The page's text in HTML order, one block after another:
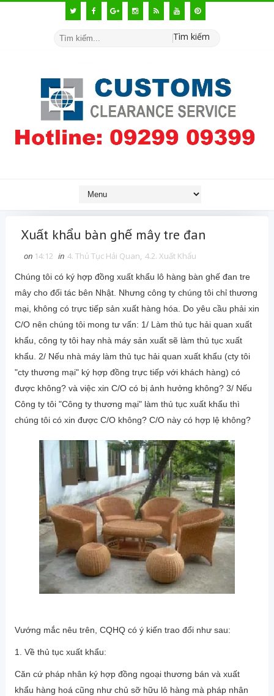
Tìm kiếm
Xuất khẩu bàn ghế mây tre đan
on 14:12 in 4. Thủ Tục Hải Quan, 4.2. Xuất Khẩu
Chúng tôi có ký hợp đồng xuất khẩu lô hàng bàn ghế đan tre
mây cho đối tác bên Nhật. Nhưng công ty chúng tôi chỉ thương
mại, không có trực tiếp sản xuất hàng hóa. Do yêu cầu phải xin
C/O nên chúng tôi mong tư vấn: 1/ Làm thủ tục hải quan xuất
khẩu, công ty tôi hay nhà máy sản xuất sẽ làm thủ tục xuất
khẩu. 2/ Nếu nhà máy làm thủ tục hải quan xuất khẩu (cty tôi
"cty thương mại" ký hợp đồng trực tiếp với khách hàng) có
được không? và việc xin C/O có bị ảnh hưởng không? 3/ Nếu
Công ty tôi "Công ty thương mại" làm thủ tục xuất khẩu thì
chúng tôi có xin được C/O không? C/O này có hợp lệ không?
Vướng mắc nêu trên, CQHQ có ý kiến trao đổi như sau:
1. Về thủ tục xuất khẩu:
Căn cứ pháp nhân ký hợp đồng ngoại thương bán và xuất
khẩu hàng hoá cũng như chủ sỡ hữu lô hàng mà pháp nhân